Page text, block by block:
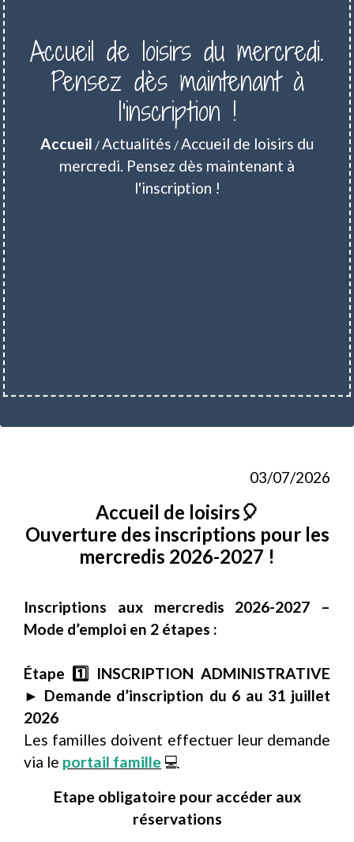
Accueil de loisirs du mercredi.
Pensez dès maintenant à
l'inscription !
Accueil /Actualités /Accueil de loisirs du
mercredi. Pensez dès maintenant à
l'inscription !
03/07/2026
Accueil de loisirs🎈
Ouverture des inscriptions pour les
mercredis 2026-2027 !
Inscriptions aux mercredis 2026-2027 –
Mode d’emploi en 2 étapes :
Étape 1️⃣ INSCRIPTION ADMINISTRATIVE
► Demande d’inscription du 6 au 31 juillet
2026
Les familles doivent effectuer leur demande
via le portail famille 💻
Etape obligatoire pour accéder aux
réservations